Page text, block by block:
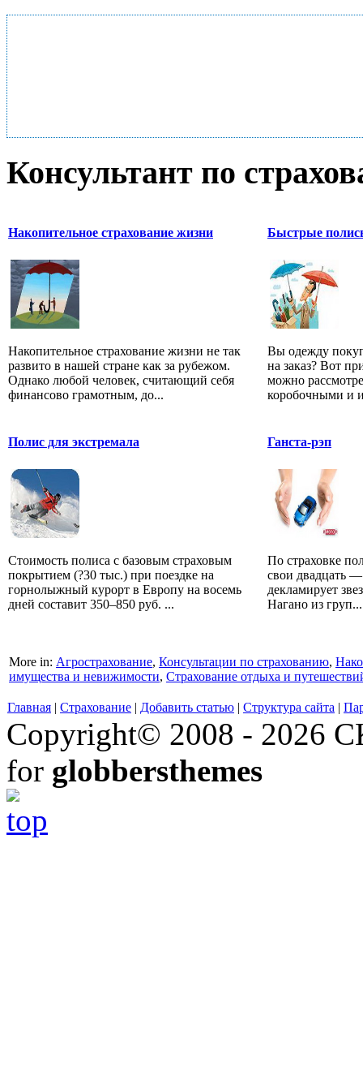
Консультант по
Накопительное страхование жизни
Накопительное страхование жизни не так
развито в нашей стране как за рубежом.
Однако любой человек, считающий себя
финансово грамотным, до...
Быстрые
Вы одежду
на заказ? Вот
можно
коробочными и
Полис для экстремала
Стоимость полиса с базовым страховым
покрытием (?30 тыс.) при поездке на
горнолыжный курорт в Европу на восемь
дней составит 350–850 руб. ...
Ганста-рэп
По страховке
свои двадцать
декламирует
Нагано из груп...
More in: Агрострахование, Консультации по страхованию,
имущества и невижимости, Страхование отдыха и
Главная | Страхование | Добавить статью | Структура сайта |
Copyright© 2008 - 2026
for globbersthemes